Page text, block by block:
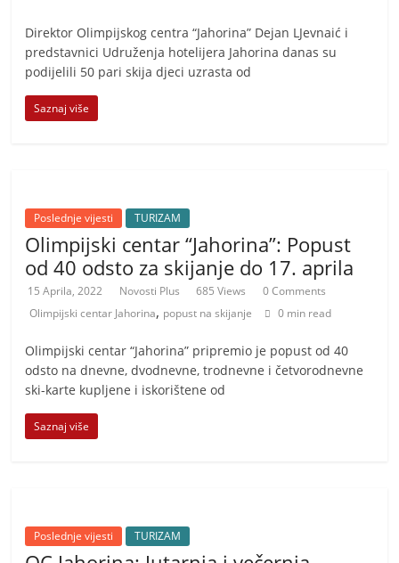
Direktor Olimpijskog centra “Jahorina” Dejan LJevnaić i
predstavnici Udruženja hotelijera Jahorina danas su
podijelili 50 pari skija djeci uzrasta od
Saznaj više
Poslednje vijesti TURIZAM
Olimpijski centar “Jahorina”: Popust
od 40 odsto za skijanje do 17. aprila
15 Aprila, 2022 Novosti Plus 685 Views
0 Comments
Olimpijski centar Jahorina, popust na skijanje 0 min read
Olimpijski centar “Jahorina” pripremio je popust od 40
odsto na dnevne, dvodnevne, trodnevne i četvorodnevne
ski-karte kupljene i iskorištene od
Saznaj više
Poslednje vijesti TURIZAM